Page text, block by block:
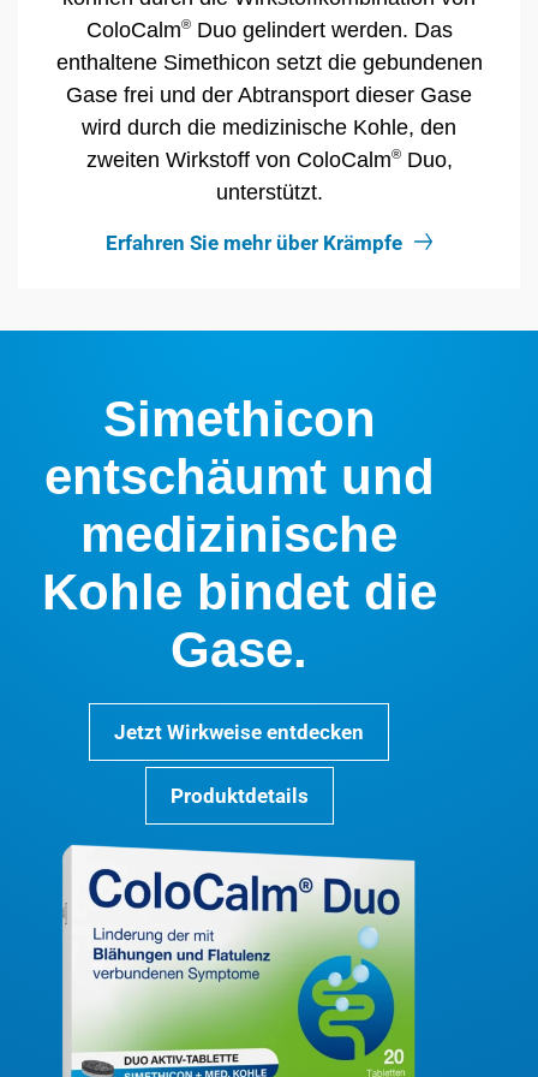
ColoCalm®Duo gelindert werden. Das
enthaltene Simethicon setzt die gebundenen
Gase frei und der Abtransport dieser Gase
wird durch die medizinische Kohle, den
zweiten Wirkstoff von ColoCalm®Duo,
unterstützt.
Erfahren Sie mehr über Krämpfe
Simethicon
entschäumt und
medizinische
Kohle bindet die
Gase.
Jetzt Wirkweise entdecken
Produktdetails